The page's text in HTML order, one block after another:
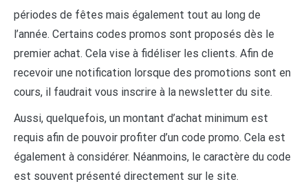
périodes de fêtes mais également tout au long de
l’année. Certains codes promos sont proposés dès le
premier achat. Cela vise à fidéliser les clients. Afin de
recevoir une notification lorsque des promotions sont en
cours, il faudrait vous inscrire à la newsletter du site.
Aussi, quelquefois, un montant d’achat minimum est
requis afin de pouvoir profiter d’un code promo. Cela est
également à considérer. Néanmoins, le caractère du code
est souvent présenté directement sur le site.